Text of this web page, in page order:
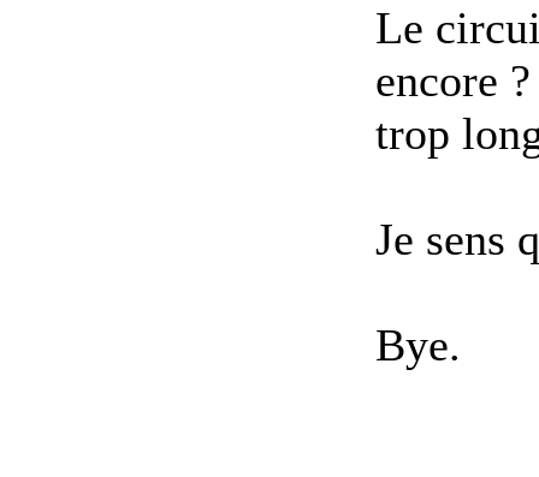
Le
encore
trop
Je sens
Bye.